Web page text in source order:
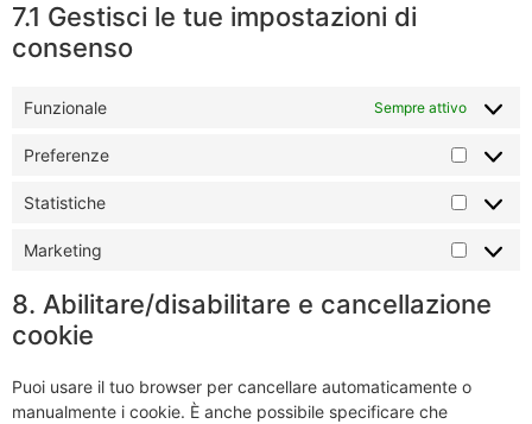
7.1 Gestisci le tue impostazioni di
consenso
Funzionale Sempre attivo
Preferenze
Statistiche
Marketing
8. Abilitare/disabilitare e cancellazione
cookie
Puoi usare il tuo browser per cancellare automaticamente o
manualmente i cookie. È anche possibile specificare che